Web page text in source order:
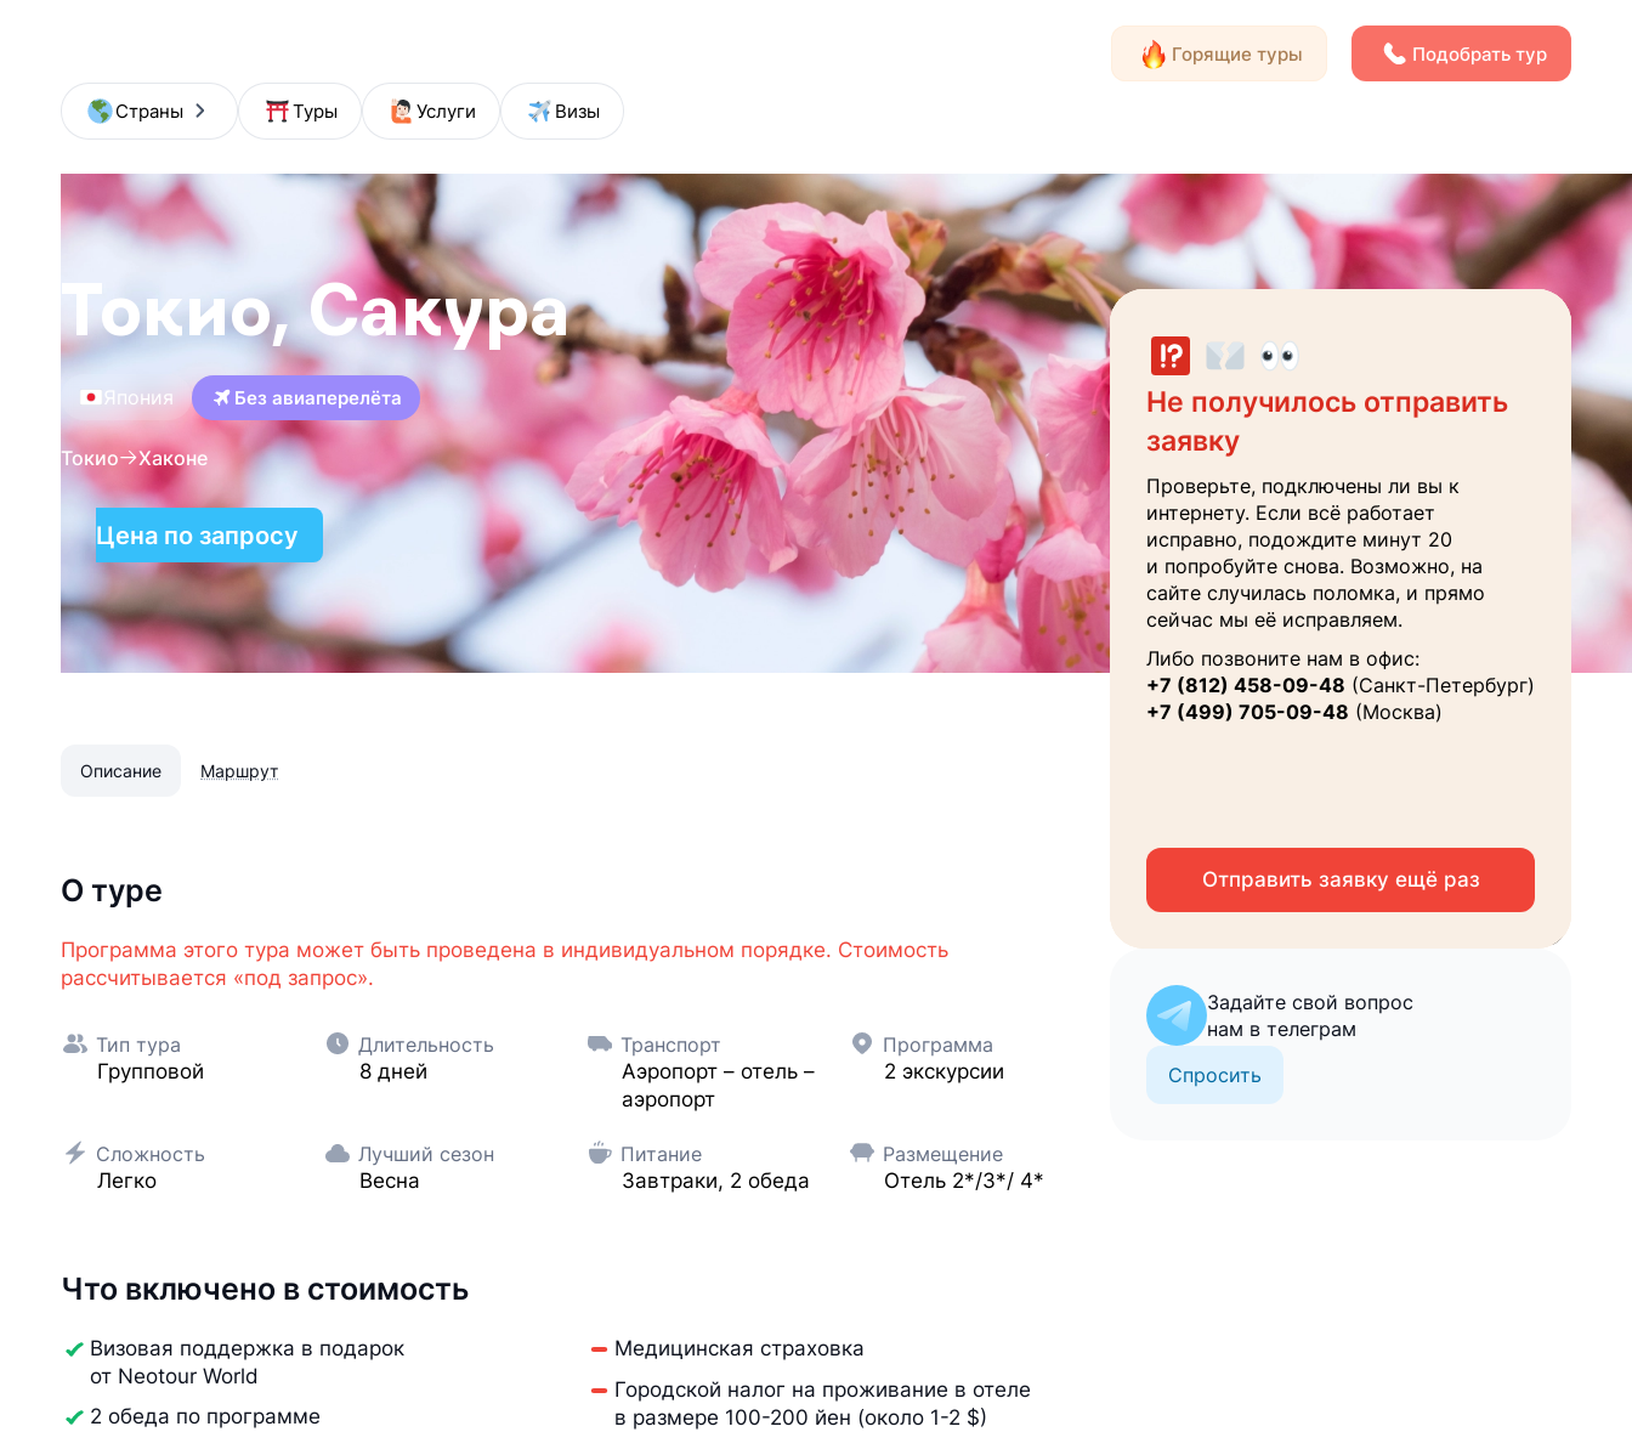
Горящие туры Подобрать тур
Страны Туры Услуги Визы
Токио, Сакура
Япония Без авиаперелёта
Токио Хаконе
Цена по запросу
Описание Маршрут
О туре
Программа этого тура может быть проведена в индивидуальном порядке. Стоимость
рассчитывается «под запрос».
Тип тура
Групповой
Длительность
8 дней
Транспорт
Аэропорт – отель –
аэропорт
Программа
2 экскурсии
Сложность
Легко
Лучший сезон
Весна
Питание
Завтраки, 2 обеда
Размещение
Отель 2*/3*/ 4*
Что включено в стоимость
Визовая поддержка в подарок
от Neotour World
2 обеда по программе
Медицинская страховка
Городской налог на проживание в отеле
в размере 100-200 йен (около 1-2 $)
Получите консультацию
Наш менеджер поможет вам с
выбором тура и ответит на все
интересующие вопросы.
Запросить консультацию
Заявка направлена
менеджеру
В ближайшее время перезвоним на
указанный вами номер
Не получилось отправить
заявку
Проверьте, подключены ли вы к
интернету. Если всё работает
исправно, подождите минут 20
и попробуйте снова. Возможно, на
сайте случилась поломка, и прямо
сейчас мы её исправляем.
Либо позвоните нам в офис:
+7 (812) 458-09-48 (Санкт-Петербург)
+7 (499) 705-09-48 (Москва)
Отправить заявку ещё раз
Задайте свой вопрос
нам в телеграм
Спросить